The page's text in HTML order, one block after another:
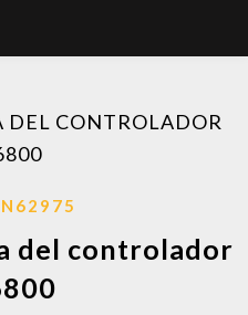
DEL CONTROLADOR
del controlador